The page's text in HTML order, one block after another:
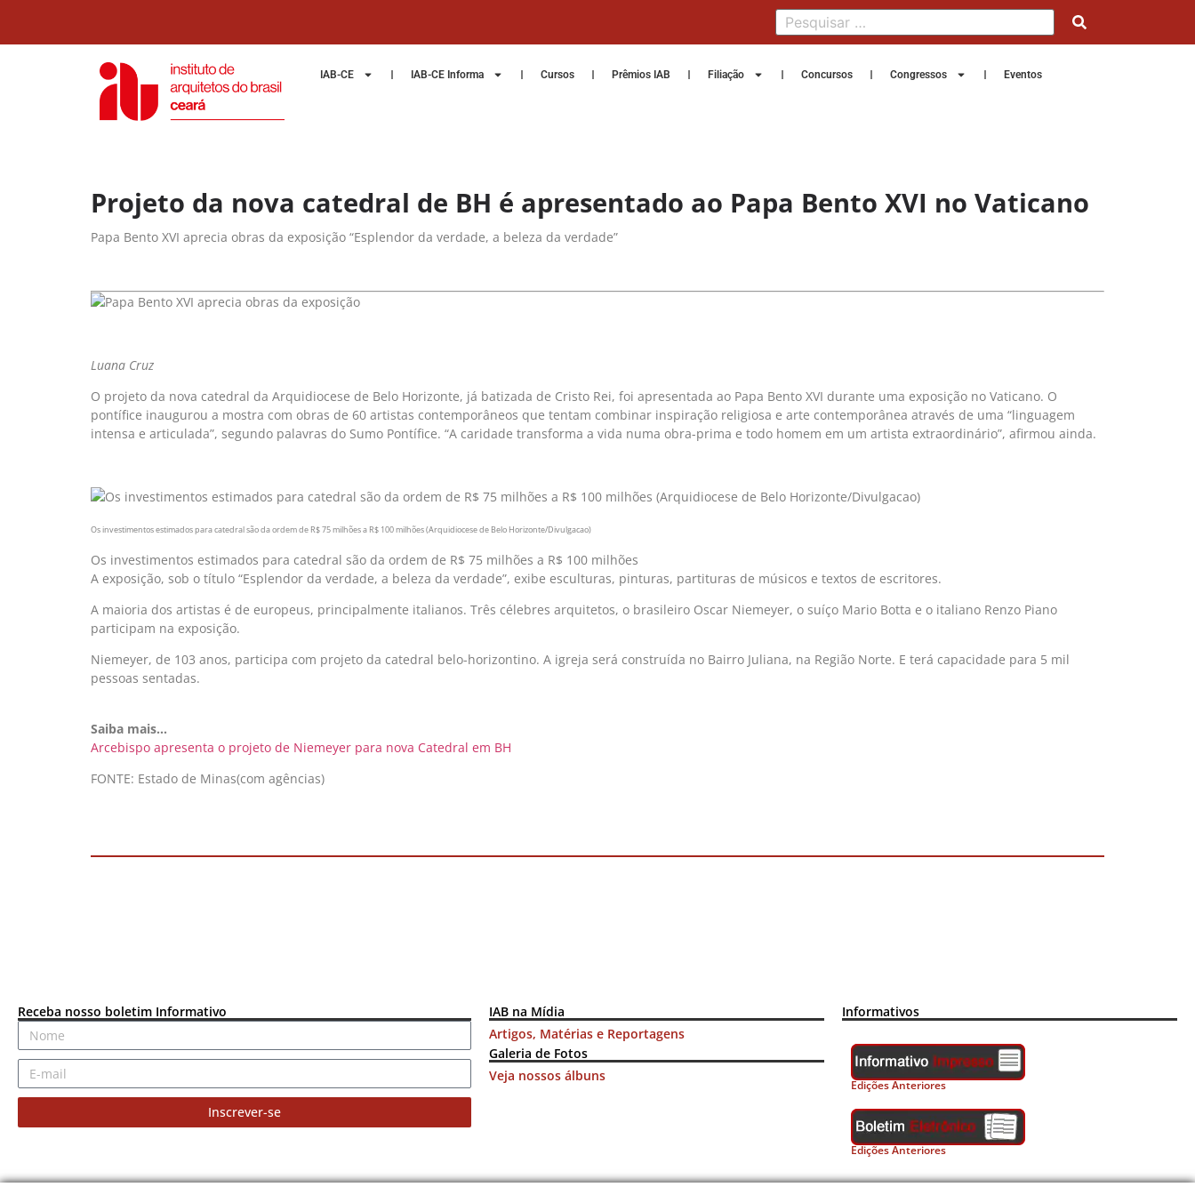
IAB-CE IAB-CE Informa Cursos Prêmios IAB Filiação Concursos Congressos Eventos
Projeto da nova catedral de BH é apresentado ao Papa Bento XVI no Vaticano
Papa Bento XVI aprecia obras da exposição “Esplendor da verdade, a beleza da verdade”
Luana Cruz
O projeto da nova catedral da Arquidiocese de Belo Horizonte, já batizada de Cristo Rei, foi apresentada ao Papa Bento XVI durante uma exposição no Vaticano. O
pontífice inaugurou a mostra com obras de 60 artistas contemporâneos que tentam combinar inspiração religiosa e arte contemporânea através de uma “linguagem
intensa e articulada”, segundo palavras do Sumo Pontífice. “A caridade transforma a vida numa obra-prima e todo homem em um artista extraordinário”, afirmou ainda.
Os investimentos estimados para catedral são da ordem de R$ 75 milhões a R$ 100 milhões (Arquidiocese de Belo Horizonte/Divulgacao)
Os investimentos estimados para catedral são da ordem de R$ 75 milhões a R$ 100 milhões
A exposição, sob o título “Esplendor da verdade, a beleza da verdade”, exibe esculturas, pinturas, partituras de músicos e textos de escritores.
A maioria dos artistas é de europeus, principalmente italianos. Três célebres arquitetos, o brasileiro Oscar Niemeyer, o suíço Mario Botta e o italiano Renzo Piano
participam na exposição.
Niemeyer, de 103 anos, participa com projeto da catedral belo-horizontino. A igreja será construída no Bairro Juliana, na Região Norte. E terá capacidade para 5 mil
pessoas sentadas.
Saiba mais…
Arcebispo apresenta o projeto de Niemeyer para nova Catedral em BH
FONTE: Estado de Minas(com agências)
Receba nosso boletim Informativo
Inscrever-se
IAB na Mídia
Artigos, Matérias e Reportagens
Galeria de Fotos
Veja nossos álbuns
Informativos
Edições Anteriores
Edições Anteriores